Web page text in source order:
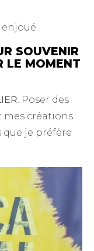
SOUVENIR
LE MOMENT
. Poser des
mes créations
que je préfère